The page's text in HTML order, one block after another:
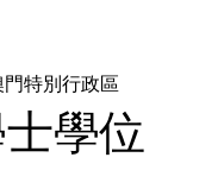
特別行政區
學位